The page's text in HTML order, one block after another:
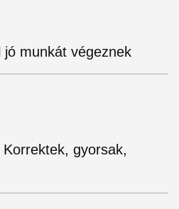
munkát végeznek
gyorsak,